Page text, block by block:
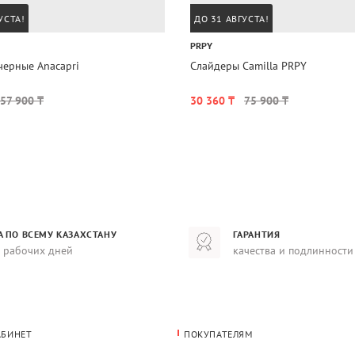
Anacapri
57 900 ₸
ДО 31 АВГУСТА!
PRPY
Слайдеры Camilla PRPY
30 360 ₸ 75 900 ₸
ПО ВСЕМУ КАЗАХСТАНУ
дней
ГАРАНТИЯ
качества и подлинности
ПОКУПАТЕЛЯМ